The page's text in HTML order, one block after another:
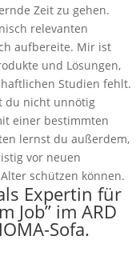
Zeit zu gehen.
relevanten
aufbereite. Mir ist
und Lösungen,
Studien fehlt.
du nicht unnötig
einer bestimmten
lernst du außerdem,
vor neuen
schützen können.
Expertin für
Job” im ARD
Sofa.